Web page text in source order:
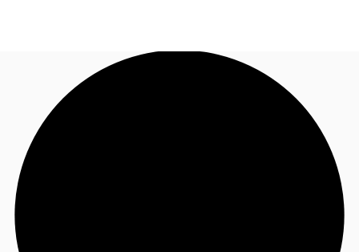
Nieuws & onderzoek
Favorieten
Bel nu